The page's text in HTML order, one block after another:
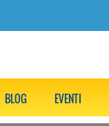
BLOG EVENTI